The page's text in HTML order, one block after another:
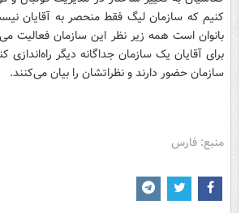
کنیم که سازمان لیگ فقط منحصر به آقایان
بانوان است همه زیر نظر این سازمان فعالیت
برای آقایان یک سازمان جداگانه دیگر
سازمان حضور دارند و نظراتشان را بیان می‌کنند.
منبع: فارس